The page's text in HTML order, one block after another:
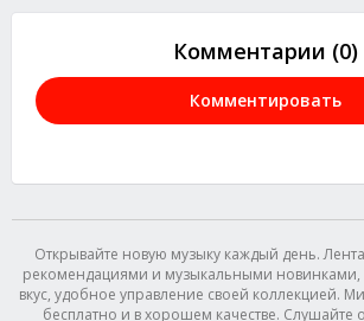
Комментарии (0)
Комментировать
Открывайте новую музыку каждый день.
рекомендациями и музыкальными
вкус, удобное управление своей коллекцией.
бесплатно и в хорошем качестве. Слушайте